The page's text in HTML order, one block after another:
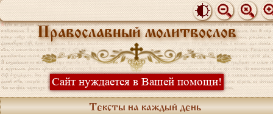
Православный молитвослов
Сайт нуждается в Вашей помощи!
Тексты на каждый день